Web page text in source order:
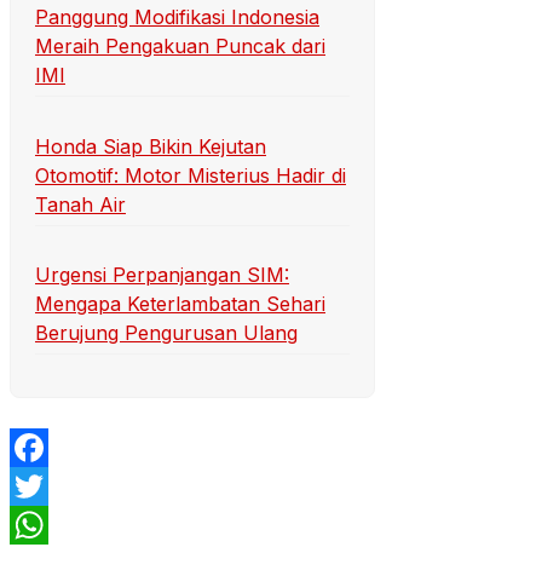
Panggung Modifikasi Indonesia
Meraih Pengakuan Puncak dari
IMI
Honda Siap Bikin Kejutan
Otomotif: Motor Misterius Hadir di
Tanah Air
Urgensi Perpanjangan SIM:
Mengapa Keterlambatan Sehari
Berujung Pengurusan Ulang
Facebook
Twitter